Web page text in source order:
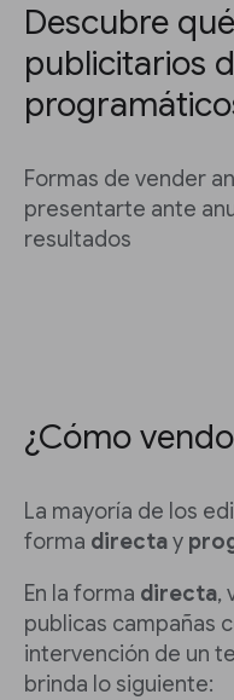
Descubre
publicitarios
Formas de vender
presentarte ante
resultados
¿Cómo
La mayoría de los
forma directay
En la forma directa,
publicas campañas
intervención de un
brinda lo siguiente: